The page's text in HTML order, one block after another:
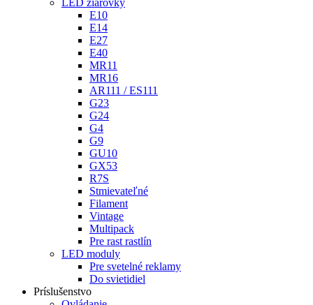
LED žiarovky
E10
E14
E27
E40
MR11
MR16
AR111 / ES111
G23
G24
G4
G9
GU10
GX53
R7S
Stmievateľné
Filament
Vintage
Multipack
Pre rast rastlín
LED moduly
Pre svetelné reklamy
Do svietidiel
Príslušenstvo